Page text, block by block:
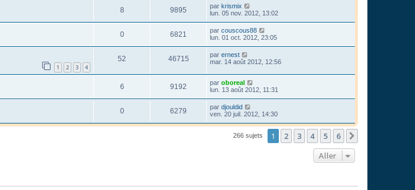
8 9895 par krismix
lun. 05 nov. 2012, 13:02
0 6821 par couscous88
lun. 01 oct. 2012, 23:05
1 2 3 4
52 46715 par ernest
mar. 14 août 2012, 12:56
6 9192 par oboreal
lun. 13 août 2012, 11:31
0 6279 par djouldid
ven. 20 juil. 2012, 14:30
266 sujets 1 2 3 4 5 6
Aller